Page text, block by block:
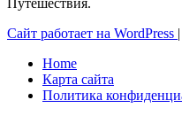
Путешествия.
Сайт работает на WordPress |
Home
Карта сайта
Политика